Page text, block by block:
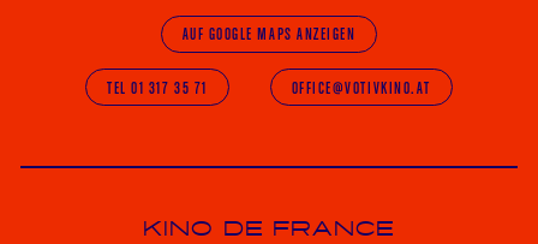
AUF GOOGLE MAPS ANZEIGEN
TEL 01 317 35 71 OFFICE@VOTIVKINO.AT
KINO DE FRANCE